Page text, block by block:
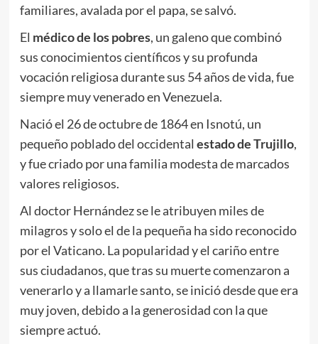
familiares, avalada por el papa, se salvó.
El médico de los pobres, un galeno que combinó
sus conocimientos científicos y su profunda
vocación religiosa durante sus 54 años de vida, fue
siempre muy venerado en Venezuela.
Nació el 26 de octubre de 1864 en Isnotú, un
pequeño poblado del occidental estado de Trujillo,
y fue criado por una familia modesta de marcados
valores religiosos.
Al doctor Hernández se le atribuyen miles de
milagros y solo el de la pequeña ha sido reconocido
por el Vaticano. La popularidad y el cariño entre
sus ciudadanos, que tras su muerte comenzaron a
venerarlo y a llamarle santo, se inició desde que era
muy joven, debido a la generosidad con la que
siempre actuó.